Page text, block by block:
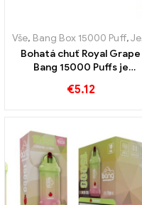
Vše, Bang Box 15000 Puff,Jednorázové e-cigarety Švédsko
Bohatá chuť Royal Grape
Bang 15000 Puffs je
královskému ovoci
€5.12